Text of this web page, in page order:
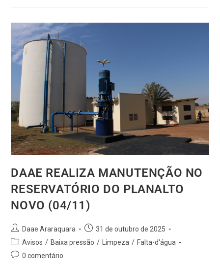
DAAE REALIZA MANUTENÇÃO NO
RESERVATÓRIO DO PLANALTO
NOVO (04/11)
Daae Araraquara
31 de outubro de 2025
Avisos / Baixa pressão / Limpeza / Falta-d'água
0 comentário